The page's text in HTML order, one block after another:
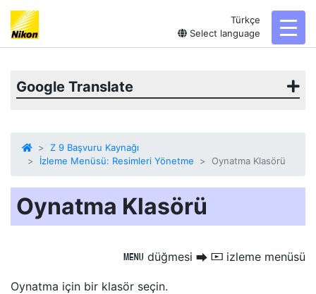
Türkçe
Select language
Google Translate
Z 9 Başvuru Kaynağı
İzleme Menüsü: Resimleri Yönetme
Oynatma Klasörü
Oynatma Klasörü
G düğmesi U D izleme menüsü
Oynatma için bir klasör seçin.